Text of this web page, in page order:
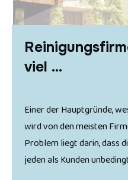
viel ...
Einer der Hauptgründe,
wird von den meisten
Problem liegt darin, dass
jeden als Kunden